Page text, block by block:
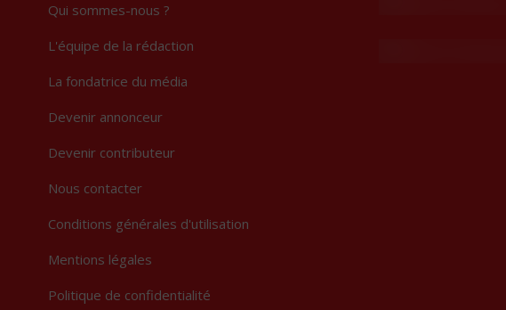
Qui sommes-nous ?
L'équipe de la rédaction
La fondatrice du média
Devenir annonceur
Devenir contributeur
Nous contacter
Conditions générales d'utilisation
Mentions légales
Politique de confidentialité